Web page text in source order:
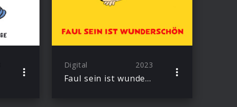
Digital 2023
Faul sein ist wunderschön